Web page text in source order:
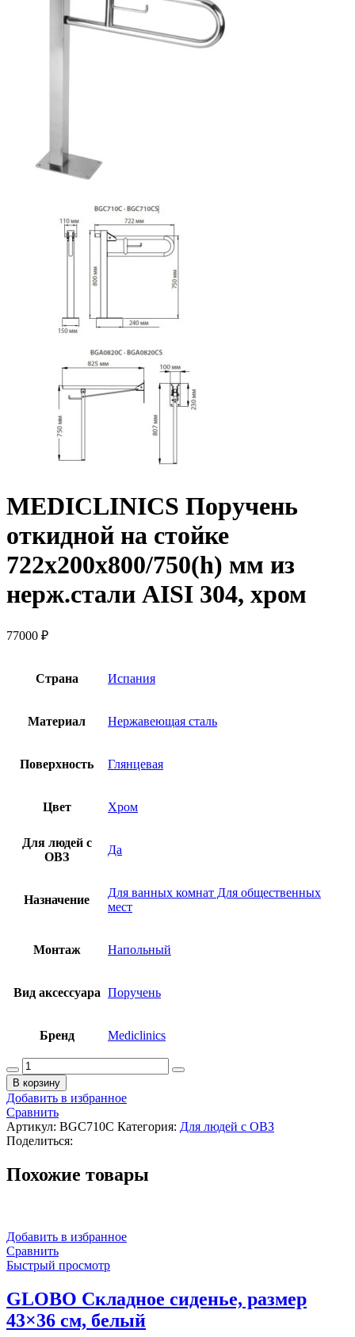
MEDICLINICS Поручень
откидной на стойке
722х200х800/750(h) мм из
нерж.стали AISI 304, хром
77000 ₽
Страна Испания
Материал Нержавеющая сталь
Поверхность Глянцевая
Цвет Хром
Для людей с
ОВЗ
Да
Назначение
Для ванных комнат Для общественных
мест
Монтаж Напольный
Вид аксессуара Поручень
Бренд Mediclinics
Количество
товара
MEDICLINICS
Поручень
откидной
на
стойке
мм
304,
хром
В корзину
Добавить в избранное
Сравнить
Артикул: BGC710C Категория: Для людей с ОВЗ
Поделиться:
Похожие товары
Добавить в избранное
Сравнить
Быстрый просмотр
GLOBO Складное сиденье, размер
43×36 см, белый